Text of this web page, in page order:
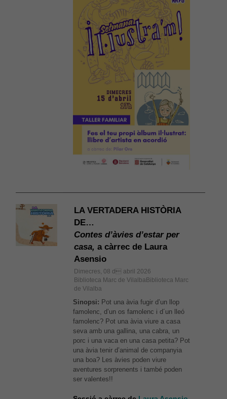
LA VERTADERA HISTÒRIA
DE…
Contes d’àvies d’estar per
casa, a càrrec de Laura
Asensio
Dimecres, 08 d abril 2026
Biblioteca Marc de VilalbaBiblioteca Marc
de Vilalba
Sinopsi: Pot una àvia fugir d’un llop
famolenc, d’un os famolenc i d´un lleó
famolenc? Pot una àvia viure a casa
seva amb una gallina, una cabra, un
porc i una vaca en una casa petita? Pot
una àvia tenir d’animal de companyia
una boa? Les àvies poden viure
aventures sorprenents i també poden
ser valentes!!